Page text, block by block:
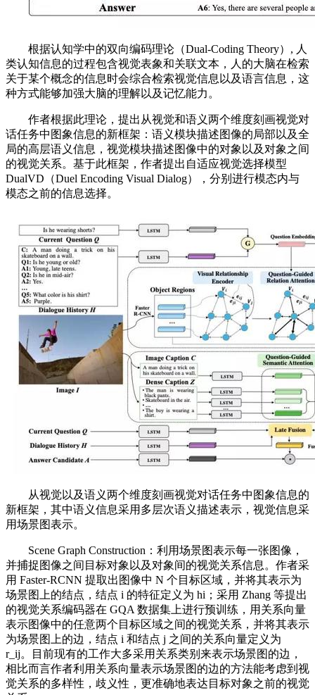
根据认知学中的双向编码理论（Dual-Coding Theory）, 人
类认知信息的过程包含视觉表象和关联文本，人的大脑在检索
关于某个概念的信息时会综合检索视觉信息以及语言信息，这
种方式能够加强大脑的理解以及记忆能力。
作者根据此理论，提出从视觉和语义两个维度刻画视觉对
话任务中图象信息的新框架：语义模块描述图像的局部以及全
局的高层语义信息，视觉模块描述图像中的对象以及对象之间
的视觉关系。基于此框架，作者提出自适应视觉选择模型
DualVD（Duel Encoding Visual Dialog），分别进行模态内与
模态之前的信息选择。
从视觉以及语义两个维度刻画视觉对话任务中图象信息的
新框架，其中语义信息采用多层次语义描述表示，视觉信息采
用场景图表示。
Scene Graph Construction：利用场景图表示每一张图像，
并捕捉图像之间目标对象以及对象间的视觉关系信息。作者采
用 Faster-RCNN 提取出图像中 N 个目标区域，并将其表示为
场景图上的结点，结点 i 的特征定义为 hi；采用 Zhang 等提出
的视觉关系编码器在 GQA 数据集上进行预训练，用关系向量
表示图像中的任意两个目标区域之间的视觉关系，并将其表示
为场景图上的边，结点 i 和结点 j 之间的关系向量定义为
r_ij。目前现有的工作大多采用关系类别来表示场景图的边，
相比而言作者利用关系向量表示场景图的边的方法能考虑到视
觉关系的多样性，歧义性，更准确地表达目标对象之前的视觉